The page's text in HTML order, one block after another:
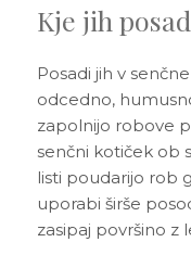
Kje jih
Posadi jih v
odcedno,
zapolnijo robove
senčni kotiček ob
listi poudarijo rob
uporabi širše
zasipaj površino z